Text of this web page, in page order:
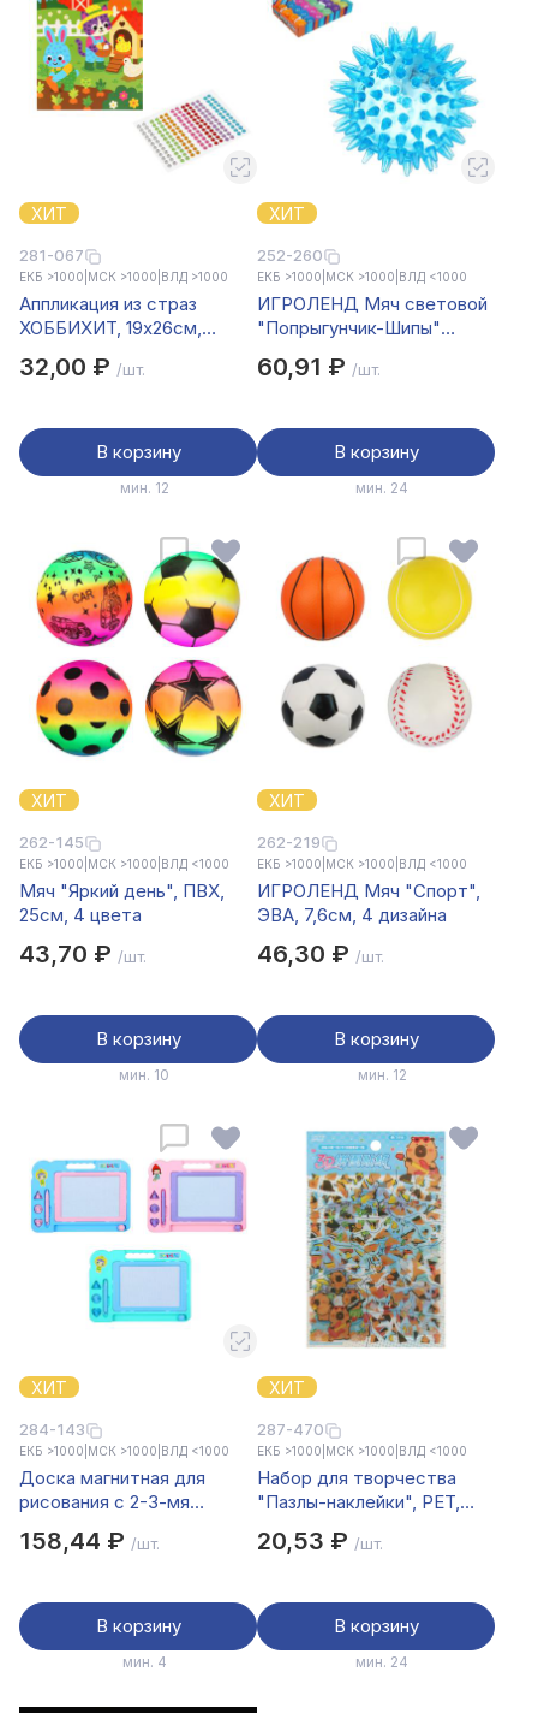
ХИТ
281-067
ЕКБ >1000 МСК >1000 ВЛД >1000
Аппликация из страз
ХОББИХИТ, 19х26см,
32,00 ₽ /шт.
В корзину
мин. 12
ХИТ
252-260
ЕКБ >1000 МСК >1000 ВЛД <1000
ИГРОЛЕНД Мяч световой
"Попрыгунчик-Шипы"
резина, d6,5см, 6 цветов
60,91 ₽ /шт.
В корзину
мин. 24
ХИТ
262-145
ЕКБ >1000 МСК >1000 ВЛД <1000
Мяч "Яркий день", ПВХ,
25см, 4 цвета
43,70 ₽ /шт.
В корзину
мин. 10
ХИТ
262-219
ЕКБ >1000 МСК >1000 ВЛД <1000
ИГРОЛЕНД Мяч "Спорт",
ЭВА, 7,6см, 4 дизайна
46,30 ₽ /шт.
В корзину
мин. 12
ХИТ
284-143
ЕКБ >1000 МСК >1000 ВЛД <1000
Доска магнитная для
рисования с 2-3-мя
158,44 ₽ /шт.
В корзину
мин. 4
ХИТ
287-470
ЕКБ >1000 МСК >1000 ВЛД <1000
Набор для творчества
"Пазлы-наклейки", PET,
20,53 ₽ /шт.
В корзину
мин. 24